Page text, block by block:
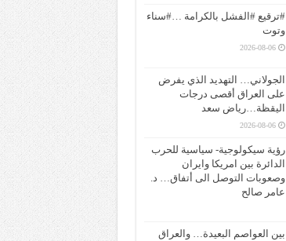
#ترقيع #الفشل بالكرامة …#سناء
وتوت
2026-08-06
الجولاني… التهديد الذي يفرض
على العراق أقصى درجات
اليقظة…رياض سعد
2026-08-06
رؤية سيكولوجية- سياسية للحرب
الدائرة بين امريكا وايران
وصعوبات التوصل الى أتفاق… د.
عامر صالح
بين العواصم البعيدة… والعراق